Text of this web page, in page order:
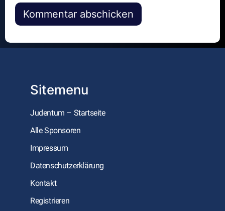
Alternative:
Sitemenu
Judentum – Startseite
Alle Sponsoren
Impressum
Datenschutzerklärung
Kontakt
Registrieren